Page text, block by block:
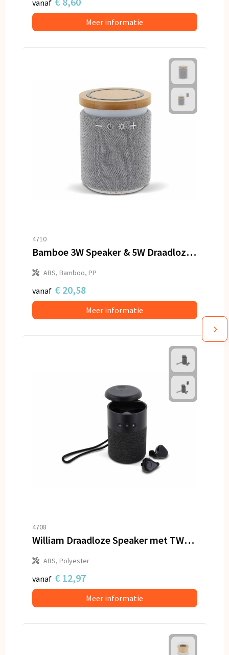
vanaf
Meer informatie
4710
Bamboe 3W Speaker & 5W Draadloze Oplader
ABS, Bamboo, PP
vanaf € 20,58
Meer informatie
4708
William Draadloze Speaker met TWS oordopjes
ABS, Polyester
vanaf € 12,97
Meer informatie